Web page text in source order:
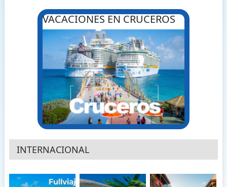
VACACIONES EN CRUCEROS
INTERNACIONAL